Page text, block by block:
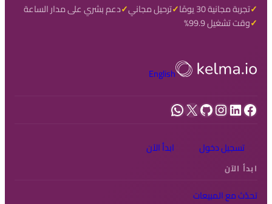
تجربة مجانية 30 يومًا ترحيل مجاني دعم بشري على مدار الساعة
وقت تشغيل 99.9%
English
فيسبوك لينكد إن إنستجرام جيت هاب إكسواتساب
تسجيل دخول ابدأ الآن
ابدأ الآن
تحدّث مع المبيعات